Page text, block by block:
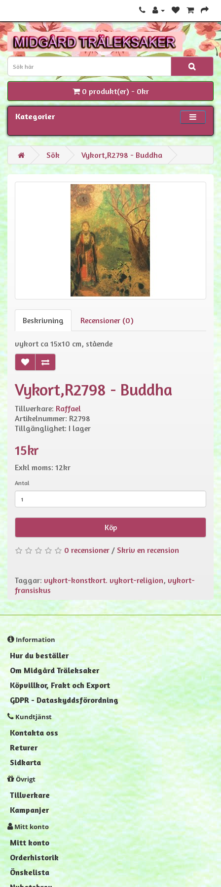
0 produkt(er) - 0kr
Kategorier
Sök Vykort,R2798 - Buddha
Beskrivning Recensioner (0)
vykort ca 15x10 cm, stående
Vykort,R2798 - Buddha
Tillverkare: Raffael
Artikelnummer: R2798
Tillgänglighet: I lager
15kr
Exkl moms: 12kr
Antal
Köp
0 recensioner / Skriv en recension
Taggar: vykort-konstkort. vykort-religion, vykort-
fransiskus
Information
Hur du beställer
Om Midgård Träleksaker
Köpvillkor, Frakt och Export
GDPR - Dataskyddsförordning
Kundtjänst
Kontakta oss
Returer
Sidkarta
Övrigt
Tillverkare
Kampanjer
Mitt konto
Mitt konto
Orderhistorik
Önskelista